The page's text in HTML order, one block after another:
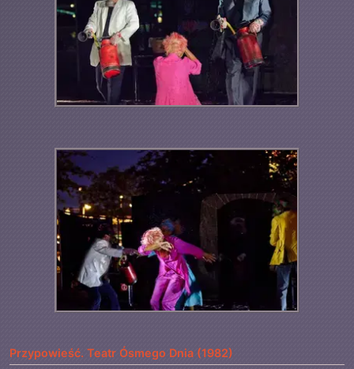
Przypowieść. Teatr Ósmego Dnia (1982)